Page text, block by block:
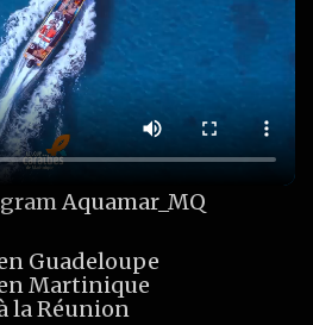
Aquamar_MQ
Guadeloupe
Martinique
la Réunion